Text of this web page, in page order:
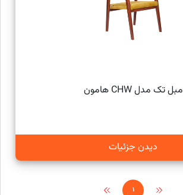
مبل تک مدل CHW هامون
دیدن جزئیات
1